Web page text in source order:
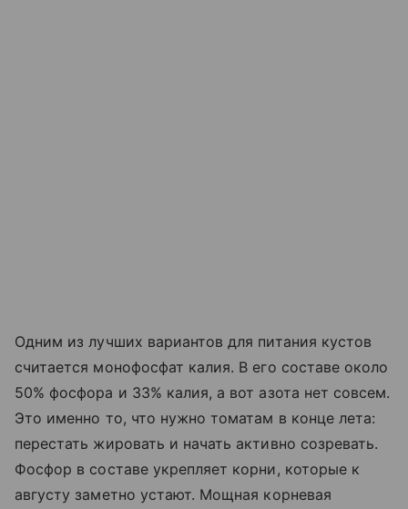
Одним из лучших вариантов для питания кустов
считается монофосфат калия. В его составе около
50% фосфора и 33% калия, а вот азота нет совсем.
Это именно то, что нужно томатам в конце лета:
перестать жировать и начать активно созревать.
Фосфор в составе укрепляет корни, которые к
августу заметно устают. Мощная корневая